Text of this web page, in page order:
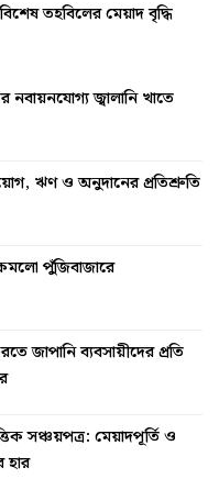
তহবিলের মেয়াদ বৃদ্ধি
নবায়নযোগ্য জ্বালানি খাতে
ঋণ ও অনুদানের প্রতিশ্রুতি
পুঁজিবাজারে
জাপানি ব্যবসায়ীদের প্রতি
সঞ্চয়পত্র: মেয়াদপূর্তি ও